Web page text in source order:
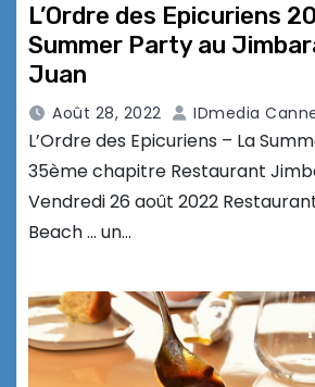
L’Ordre des Epicuriens
Summer Party au
Juan
Août 28, 2022 IDmedia
L’Ordre des Epicuriens – La
35ème chapitre Restaurant
Vendredi 26 août 2022
Beach … un…